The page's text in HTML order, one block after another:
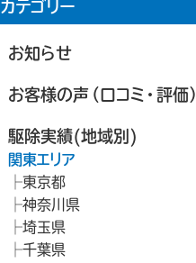
カテゴリー
お知らせ
お客様の声（口コミ・評価）
駆除実績(地域別)
関東エリア
東京都
神奈川県
埼玉県
千葉県